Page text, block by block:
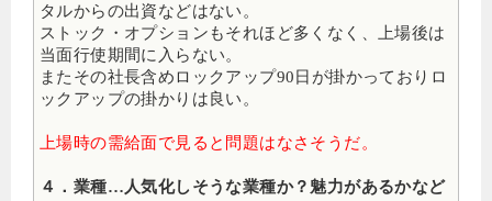
タルからの出資などはない。
ストック・オプションもそれほど多くなく、上場後は
当面行使期間に入らない。
またその社長含めロックアップ90日が掛かっておりロ
ックアップの掛かりは良い。
上場時の需給面で見ると問題はなさそうだ。
４．業種…人気化しそうな業種か？魅力があるかなど